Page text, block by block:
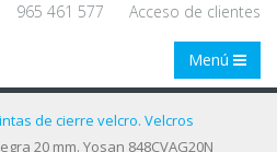
965 461 577 Acceso de clientes
Menú
de cierre velcro. Velcros
20 mm. Yosan 848CVAG20N